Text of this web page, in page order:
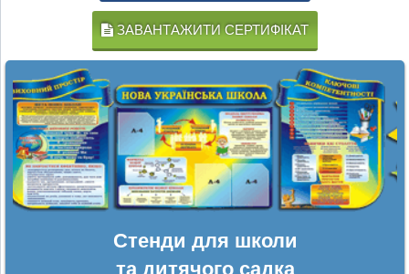
ЗАВАНТАЖИТИ СЕРТИФІКАТ
Стенди для школи
та дитячого садка